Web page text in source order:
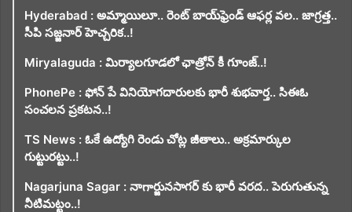
Hyderabad : అమ్మాయిలూ.. రెంట్ బాయ్‌ఫ్రెండ్ ఆఫర్ల వల.. జాగ్రత్త..
సీపి సజ్జనార్ హెచ్చరిక..!
Miryalaguda : మిర్యాలగూడలో ఛాత్రోన్ కీ గూంజ్..!
PhonePe : ఫోన్ పే వినియోగదారులకు భారీ శుభవార్త.. సిఈఓ
సంచలన ప్రకటన..!
TS News : ఓకే ఉద్యోగి రెండు చోట్ల జీతాలు.. అక్రమార్కుల
గుట్టురట్టు..!
Nagarjuna Sagar : నాగార్జునసాగర్ కు భారీ వరద.. పెరుగుతున్న
నీటిమట్టం..!